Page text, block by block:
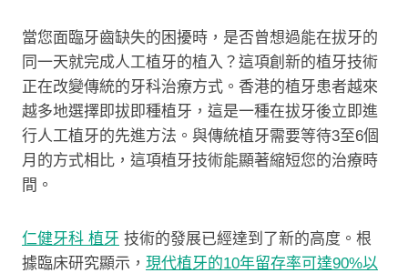
當您面臨牙齒缺失的困擾時，是否曾想過能在拔牙的
同一天就完成人工植牙的植入？這項創新的植牙技術
正在改變傳統的牙科治療方式。香港的植牙患者越來
越多地選擇即拔即種植牙，這是一種在拔牙後立即進
行人工植牙的先進方法。與傳統植牙需要等待3至6個
月的方式相比，這項植牙技術能顯著縮短您的治療時
間。
仁健牙科 植牙 技術的發展已經達到了新的高度。根
據臨床研究顯示， 現代植牙的10年留存率可達90%以